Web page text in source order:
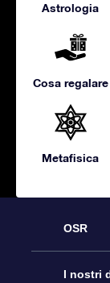
Astrologia
Cosa regalare
Metafisica
OSR
I nostri